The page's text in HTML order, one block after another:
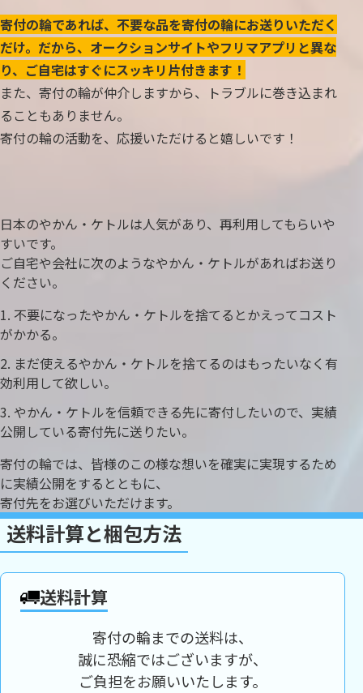
寄付の輪であれば、不要な品を寄付の輪にお送りいただく
だけ。だから、オークションサイトやフリマアプリと異な
り、ご自宅はすぐにスッキリ片付きます！
また、寄付の輪が仲介しますから、トラブルに巻き込まれ
ることもありません。
寄付の輪の活動を、応援いただけると嬉しいです！
日本のやかん・ケトルは人気があり、再利用してもらいや
すいです。
ご自宅や会社に次のようなやかん・ケトルがあればお送り
ください。
不要になったやかん・ケトルを捨てるとかえってコスト
がかかる。
まだ使えるやかん・ケトルを捨てるのはもったいなく有
効利用して欲しい。
やかん・ケトルを信頼できる先に寄付したいので、実績
公開している寄付先に送りたい。
寄付の輪では、皆様のこの様な想いを確実に実現するため
に実績公開をするとともに、
寄付先をお選びいただけます。
送料計算と梱包方法
送料計算
寄付の輪までの送料は、
誠に恐縮ではございますが、
ご負担をお願いいたします。